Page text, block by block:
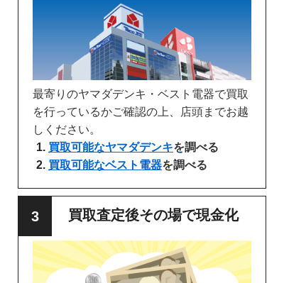
最寄りのヤマダデンキ・ベスト電器で買取
を行っているかご確認の上、店頭までお越
しください。
買取可能なヤマダデンキを調べる
買取可能なベスト電器を調べる
買取査定後その場で現金化